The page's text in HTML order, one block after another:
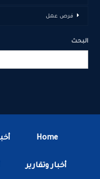
فرص عمل
البحث
Home
أخبار وتقارير